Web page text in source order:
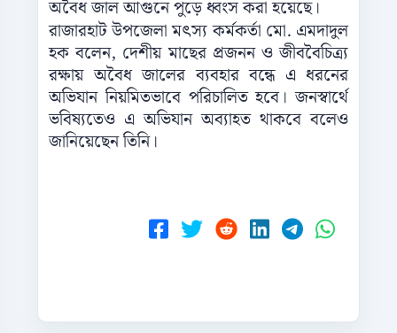
অবৈধ জাল আগুনে পুড়ে ধ্বংস করা হয়েছে।
রাজারহাট উপজেলা মৎস্য কর্মকর্তা মো. এমদাদুল
হক বলেন, দেশীয় মাছের প্রজনন ও জীববৈচিত্র্য
রক্ষায় অবৈধ জালের ব্যবহার বন্ধে এ ধরনের
অভিযান নিয়মিতভাবে পরিচালিত হবে। জনস্বার্থে
ভবিষ্যতেও এ অভিযান অব্যাহত থাকবে বলেও
জানিয়েছেন তিনি।